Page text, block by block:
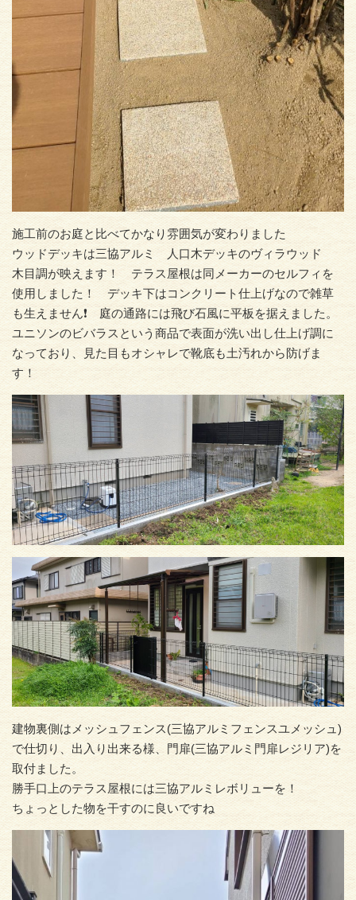
施工前のお庭と比べてかなり雰囲気が変わりました
ウッドデッキは三協アルミ 人口木デッキのヴィラウッド
木目調が映えます！ テラス屋根は同メーカーのセルフィを
使用しました！ デッキ下はコンクリート仕上げなので雑草
も生えません❗ 庭の通路には飛び石風に平板を据えました。
ユニソンのビバラスという商品で表面が洗い出し仕上げ調に
なっており、見た目もオシャレで靴底も土汚れから防げま
す！
建物裏側はメッシュフェンス(三協アルミフェンスユメッシュ)
で仕切り、出入り出来る様、門扉(三協アルミ門扉レジリア)を
取付ました。
勝手口上のテラス屋根には三協アルミレボリューを！
ちょっとした物を干すのに良いですね